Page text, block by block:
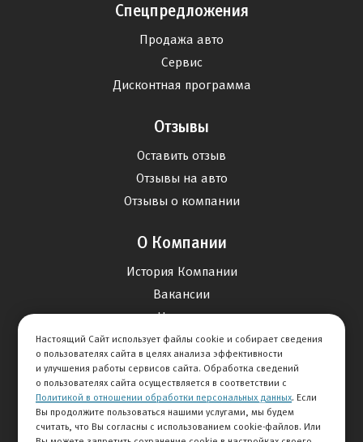
Спецпредложения
Продажа авто
Сервис
Дисконтная программа
Отзывы
Оставить отзыв
Отзывы на авто
Отзывы о компании
О Компании
История Компании
Вакансии
Новости
Карта сайта
Контакты
Настоящий Сайт использует файлы cookie и собирает сведения
о пользователях сайта в целях анализа эффективности
и улучшения работы сервисов сайта. Обработка сведений
о пользователях сайта осуществляется в соответствии с
Политикой в отношении обработки персональных данных. Если
Вы продолжите пользоваться нашими услугами, мы будем
считать, что Вы согласны с использованием cookie-файлов. Или